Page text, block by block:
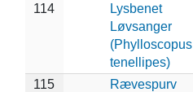
114
Lysbenet
Løvsanger
(Phylloscopus
tenellipes)
115
Rævespurv